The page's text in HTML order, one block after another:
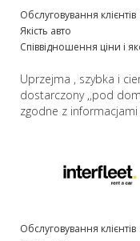
Обслуговування клієнтів
Якість авто
Співвідношення ціни і
Uprzejma , szybka i
dostarczony ,,pod
zgodne z
Обслуговування клієнтів